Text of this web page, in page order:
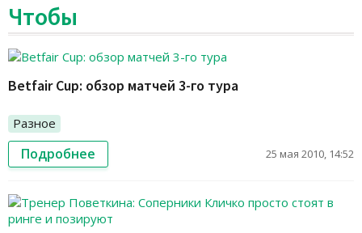
Чтобы
Betfair Cup: обзор матчей 3-го тура
Разное
Подробнее 25 мая 2010, 14:52